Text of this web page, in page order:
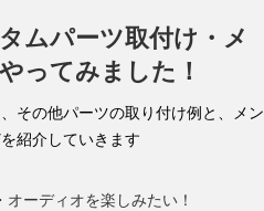
ムパーツ取付け・メ
ってみました！
その他パーツの取り付け例と、メン
紹介していきます
ーディオを楽しみたい！